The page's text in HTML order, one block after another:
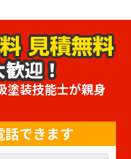
迎！
塗装技能士が親身
話できます